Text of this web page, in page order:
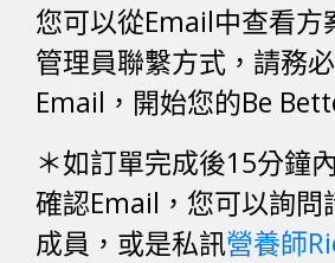
您可以從Email中查看方
管理員聯繫方式，請務
Email，開始您的Be
＊如訂單完成後15分鐘
確認Email，您可以詢問
成員，或是私訊營養師